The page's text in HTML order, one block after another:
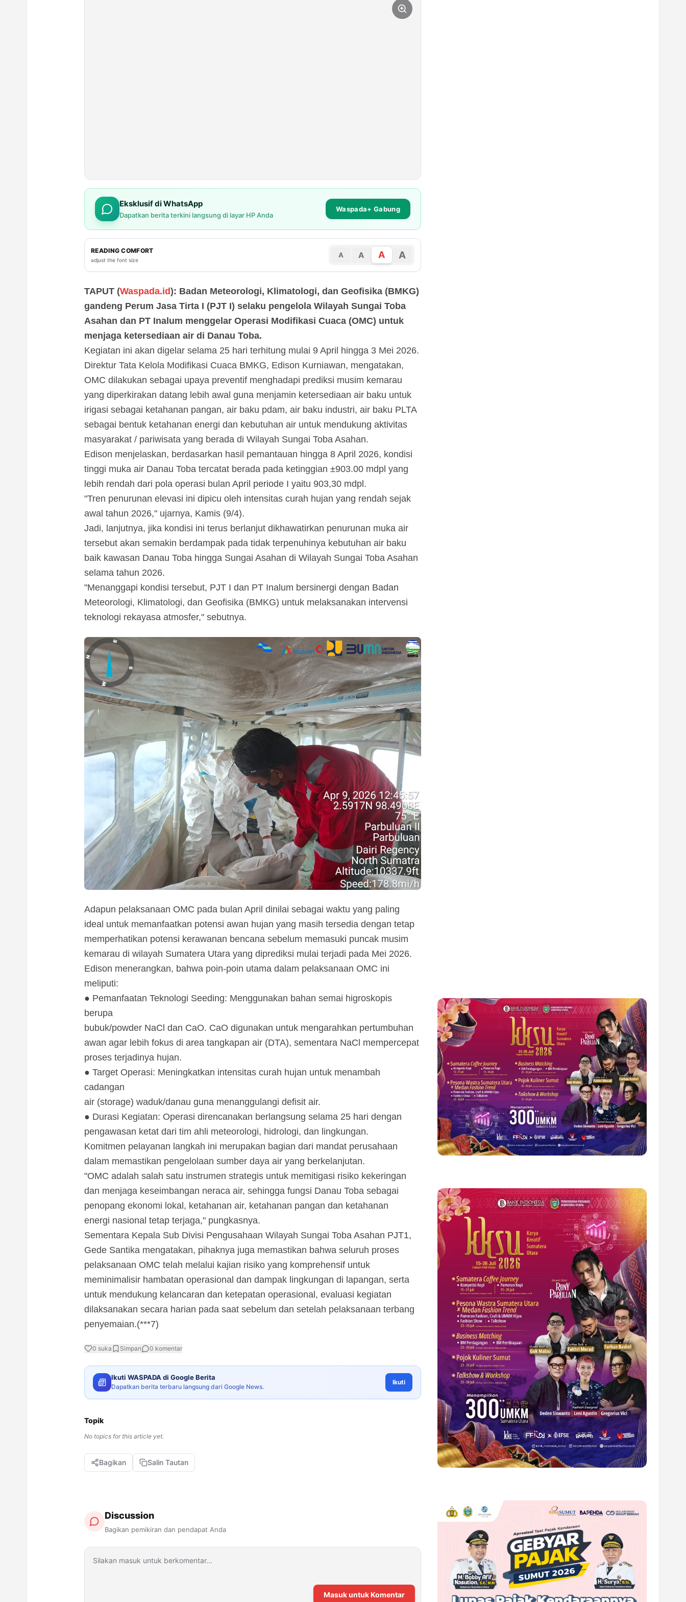
Eksklusif di WhatsApp
Dapatkan berita terkini langsung di layar HP Anda
Waspada+ Gabung
READING COMFORT
adjust the font size
A A A A
TAPUT (Waspada.id): Badan Meteorologi, Klimatologi, dan Geofisika (BMKG)
gandeng Perum Jasa Tirta I (PJT I) selaku pengelola Wilayah Sungai Toba
Asahan dan PT Inalum menggelar Operasi Modifikasi Cuaca (OMC) untuk
menjaga ketersediaan air di Danau Toba.
Kegiatan ini akan digelar selama 25 hari terhitung mulai 9 April hingga 3 Mei 2026.
Direktur Tata Kelola Modifikasi Cuaca BMKG, Edison Kurniawan, mengatakan,
OMC dilakukan sebagai upaya preventif menghadapi prediksi musim kemarau
yang diperkirakan datang lebih awal guna menjamin ketersediaan air baku untuk
irigasi sebagai ketahanan pangan, air baku pdam, air baku industri, air baku PLTA
sebagai bentuk ketahanan energi dan kebutuhan air untuk mendukung aktivitas
masyarakat / pariwisata yang berada di Wilayah Sungai Toba Asahan.
Edison menjelaskan, berdasarkan hasil pemantauan hingga 8 April 2026, kondisi
tinggi muka air Danau Toba tercatat berada pada ketinggian ±903.00 mdpl yang
lebih rendah dari pola operasi bulan April periode I yaitu 903,30 mdpl.
"Tren penurunan elevasi ini dipicu oleh intensitas curah hujan yang rendah sejak
awal tahun 2026," ujarnya, Kamis (9/4).
Jadi, lanjutnya, jika kondisi ini terus berlanjut dikhawatirkan penurunan muka air
tersebut akan semakin berdampak pada tidak terpenuhinya kebutuhan air baku
baik kawasan Danau Toba hingga Sungai Asahan di Wilayah Sungai Toba Asahan
selama tahun 2026.
"Menanggapi kondisi tersebut, PJT I dan PT Inalum bersinergi dengan Badan
Meteorologi, Klimatologi, dan Geofisika (BMKG) untuk melaksanakan intervensi
teknologi rekayasa atmosfer," sebutnya.
Adapun pelaksanaan OMC pada bulan April dinilai sebagai waktu yang paling
ideal untuk memanfaatkan potensi awan hujan yang masih tersedia dengan tetap
memperhatikan potensi kerawanan bencana sebelum memasuki puncak musim
kemarau di wilayah Sumatera Utara yang diprediksi mulai terjadi pada Mei 2026.
Edison menerangkan, bahwa poin-poin utama dalam pelaksanaan OMC ini
meliputi:
● Pemanfaatan Teknologi Seeding: Menggunakan bahan semai higroskopis
berupa
bubuk/powder NaCl dan CaO. CaO digunakan untuk mengarahkan pertumbuhan
awan agar lebih fokus di area tangkapan air (DTA), sementara NaCl mempercepat
proses terjadinya hujan.
● Target Operasi: Meningkatkan intensitas curah hujan untuk menambah
cadangan
air (storage) waduk/danau guna menanggulangi defisit air.
● Durasi Kegiatan: Operasi direncanakan berlangsung selama 25 hari dengan
pengawasan ketat dari tim ahli meteorologi, hidrologi, dan lingkungan.
Komitmen pelayanan langkah ini merupakan bagian dari mandat perusahaan
dalam memastikan pengelolaan sumber daya air yang berkelanjutan.
"OMC adalah salah satu instrumen strategis untuk memitigasi risiko kekeringan
dan menjaga keseimbangan neraca air, sehingga fungsi Danau Toba sebagai
penopang ekonomi lokal, ketahanan air, ketahanan pangan dan ketahanan
energi nasional tetap terjaga," pungkasnya.
Sementara Kepala Sub Divisi Pengusahaan Wilayah Sungai Toba Asahan PJT1,
Gede Santika mengatakan, pihaknya juga memastikan bahwa seluruh proses
pelaksanaan OMC telah melalui kajian risiko yang komprehensif untuk
meminimalisir hambatan operasional dan dampak lingkungan di lapangan, serta
untuk mendukung kelancaran dan ketepatan operasional, evaluasi kegiatan
dilaksanakan secara harian pada saat sebelum dan setelah pelaksanaan terbang
penyemaian.(***7)
0 suka Simpan 0 komentar
Ikuti WASPADA di Google Berita
Dapatkan berita terbaru langsung dari Google News.
Ikuti
Topik
No topics for this article yet.
Bagikan Salin Tautan
Discussion
Bagikan pemikiran dan pendapat Anda
Masuk untuk Komentar